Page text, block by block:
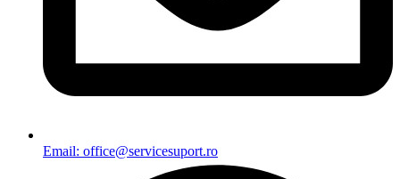
Email: office@servicesuport.ro